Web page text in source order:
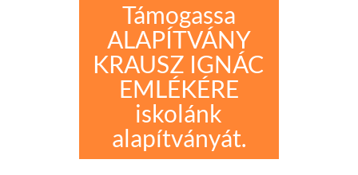
Támogassa
ALAPÍTVÁNY
KRAUSZ IGNÁC
EMLÉKÉRE
iskolánk
alapítványát.